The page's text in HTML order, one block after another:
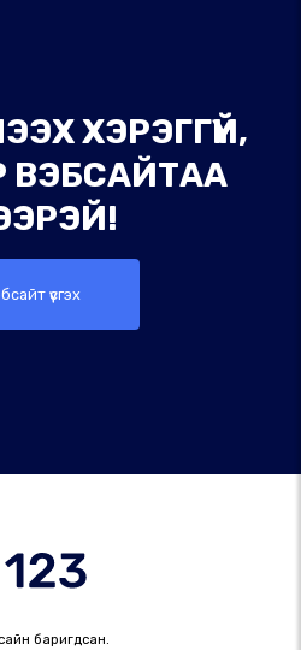
ХЭРЭГГҮЙ,
ВЭБСАЙТАА
үүсгэх
сайн баригдсан.